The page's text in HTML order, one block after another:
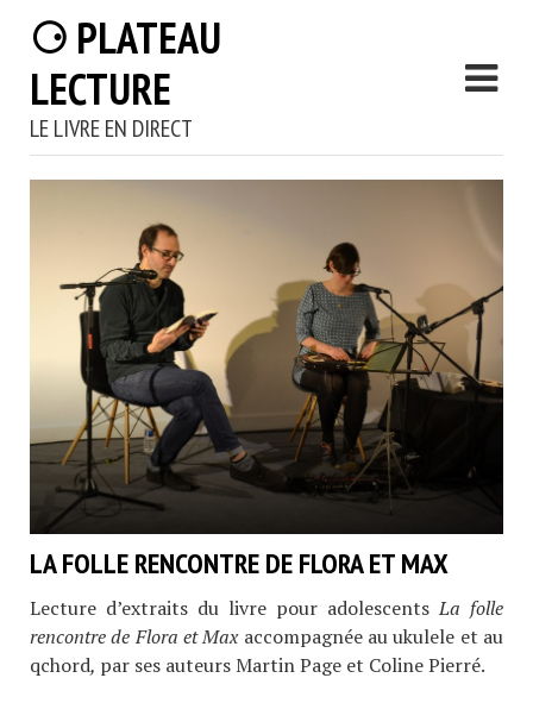
⚆ PLATEAU
LECTURE
LE LIVRE EN DIRECT
LA FOLLE RENCONTRE DE FLORA ET MAX
Lecture d’extraits du livre pour adolescentsLa folle
rencontre de Flora et Maxaccompagnée au ukulele et au
qchord, par ses auteurs Martin Page et Coline Pierré.